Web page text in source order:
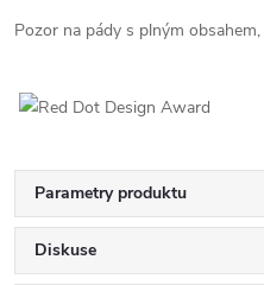
Pozor na pády s plným
Parametry produktu
Diskuse